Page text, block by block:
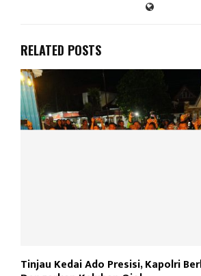
RELATED POSTS
Tinjau Kedai Ado Presisi, Kapolri